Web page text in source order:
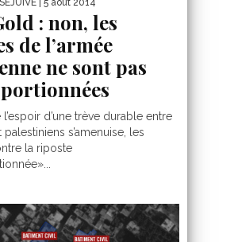
: non, les
de l’armée
ne sont pas
d’une trève durable entre
palestiniens s’amenuise, les
la riposte